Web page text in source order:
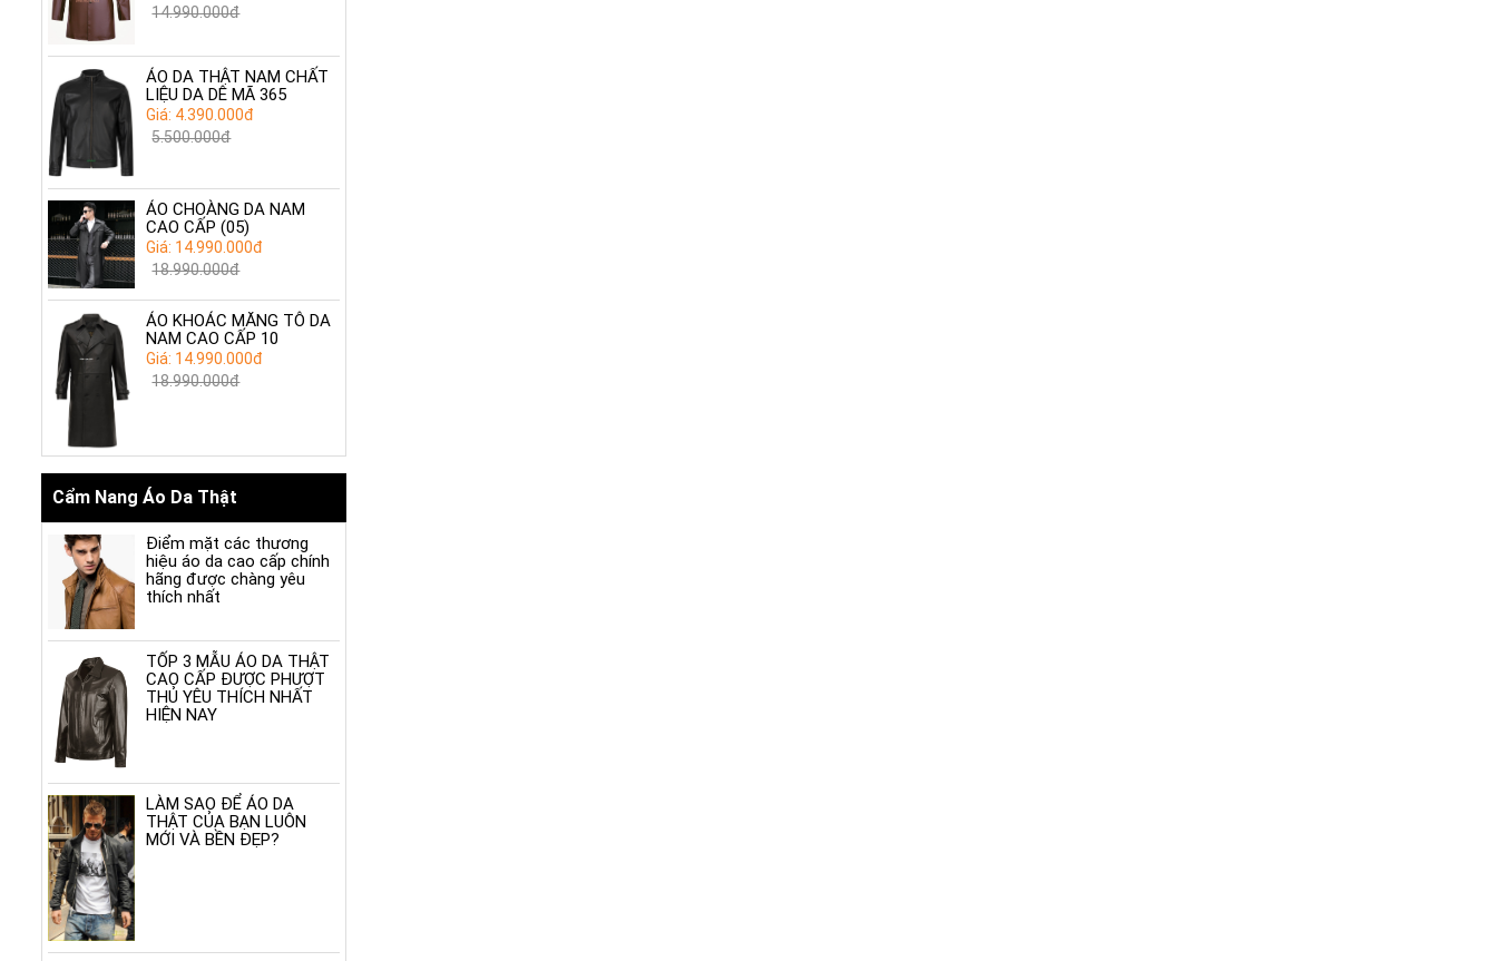
14.990.000đ
ÁO DA THẬT NAM CHẤT
LIỆU DA DÊ MÃ 365
Giá: 4.390.000đ
5.500.000đ
ÁO CHOÀNG DA NAM
CAO CẤP (05)
Giá: 14.990.000đ
18.990.000đ
ÁO KHOÁC MĂNG TÔ DA
NAM CAO CẤP 10
Giá: 14.990.000đ
18.990.000đ
Cẩm Nang Áo Da Thật
Điểm mặt các thương
hiệu áo da cao cấp chính
hãng được chàng yêu
thích nhất
TỐP 3 MẪU ÁO DA THẬT
CAO CẤP ĐƯỢC PHƯỢT
THỦ YÊU THÍCH NHẤT
HIỆN NAY
LÀM SAO ĐỂ ÁO DA
THẬT CỦA BẠN LUÔN
MỚI VÀ BỀN ĐẸP?